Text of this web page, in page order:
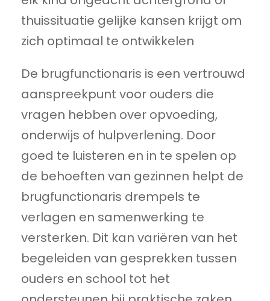
thuissituatie gelijke kansen krijgt om
zich optimaal te ontwikkelen
De brugfunctionaris is een vertrouwd
aanspreekpunt voor ouders die
vragen hebben over opvoeding,
onderwijs of hulpverlening. Door
goed te luisteren en in te spelen op
de behoeften van gezinnen helpt de
brugfunctionaris drempels te
verlagen en samenwerking te
versterken. Dit kan variëren van het
begeleiden van gesprekken tussen
ouders en school tot het